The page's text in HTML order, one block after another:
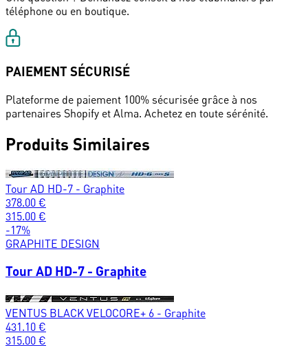
téléphone ou en boutique.
PAIEMENT SÉCURISÉ
Plateforme de paiement 100% sécurisée grâce à nos
partenaires Shopify et Alma. Achetez en toute sérénité.
Produits Similaires
Tour AD HD-7 - Graphite
378.00 €
315.00 €
-17%
GRAPHITE DESIGN
Tour AD HD-7 - Graphite
VENTUS BLACK VELOCORE+ 6 - Graphite
431.10 €
315.00 €